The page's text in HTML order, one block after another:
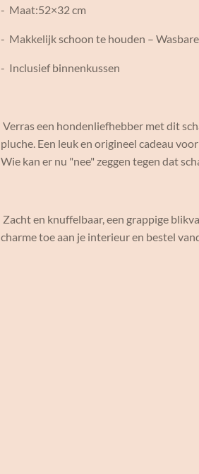
- Maat:52×32 cm
- Makkelijk schoon te houden –
- Inclusief binnenkussen
Verras een hondenliefhebber met dit
pluche. Een leuk en origineel cadeau
Wie kan er nu "nee" zeggen tegen dat
Zacht en knuffelbaar, een grappige
charme toe aan je interieur en bestel